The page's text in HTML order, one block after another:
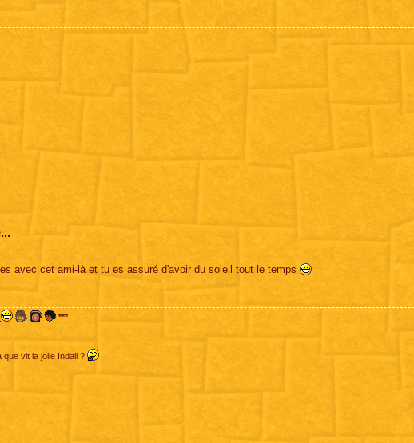
avec cet ami-là et tu es assuré d'avoir du soleil tout le temps
***
vit la jolie Indali ?